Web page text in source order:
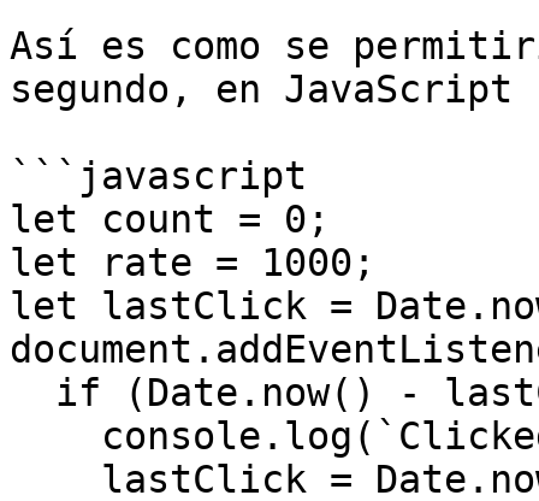
Así es como se
segundo, en
```javascript
let count = 0;
let rate = 1000;
let lastClick =